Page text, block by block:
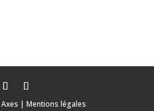
| Mentions légales